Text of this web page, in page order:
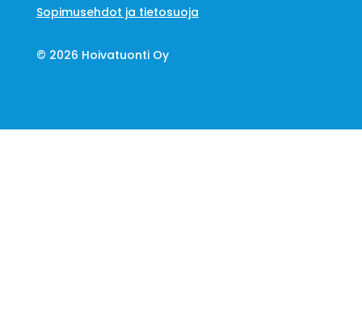
Sopimusehdot ja tietosuoja
© 2026 Hoivatuonti Oy